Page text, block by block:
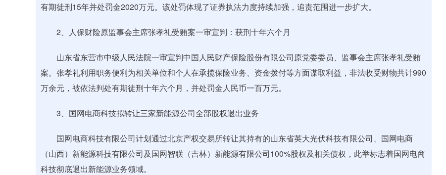
有期徒刑15年并处罚金2020万元。该处罚体现了证券执法力度持续加强，追责范围进一步扩大。
2、人保财险原监事会主席张孝礼受贿案一审宣判：获刑十年六个月
山东省东营市中级人民法院一审宣判中国人民财产保险股份有限公司原党委委员、监事会主席张孝礼受贿
案。张孝礼利用职务便利为相关单位和个人在承揽保险业务、资金拨付等方面谋取利益，非法收受财物共计990
万余元，被依法判处有期徒刑十年六个月，并处罚金人民币一百万元。
3、国网电商科技拟转让三家新能源公司全部股权退出业务
国网电商科技有限公司计划通过北京产权交易所转让其持有的山东省英大光伏科技有限公司、国网电商
（山西）新能源科技有限公司及国网智联（吉林）新能源有限公司100%股权及相关债权，此举标志着国网电商
科技彻底退出新能源业务领域。